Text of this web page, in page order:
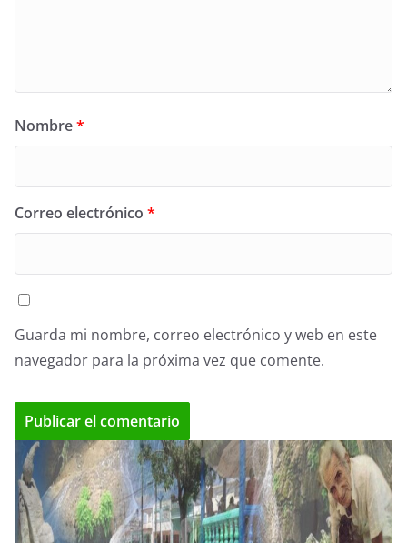
Nombre*
Correo electrónico *
Guarda mi nombre, correo electrónico y web en este
navegador para la próxima vez que comente.